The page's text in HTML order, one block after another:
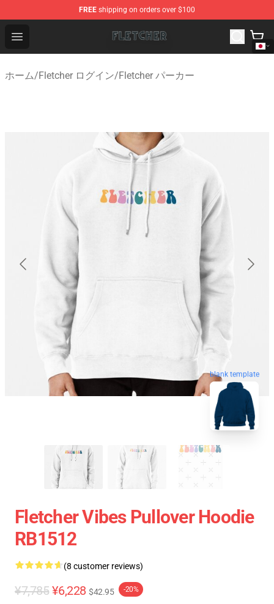
FREE shipping on orders over $100
Open menu
Fletcher Store - Official Fletcher Merchandise Shop
ホーム/Fletcher ログイン/Fletcher パーカー
blank template
Fletcher Vibes Pullover Hoodie
RB1512
(8 customer reviews)
¥7,785 ¥6,228 $42.95 -20%